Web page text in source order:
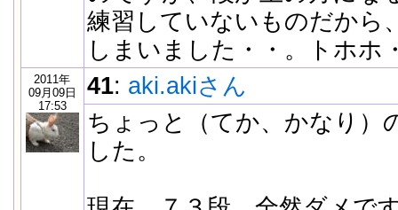
練習していないものだから
しまいました・・。トホホ
2011年
09月09日
17:53
41: aki.akiさん
ちょっと（てか、かなり）
した。